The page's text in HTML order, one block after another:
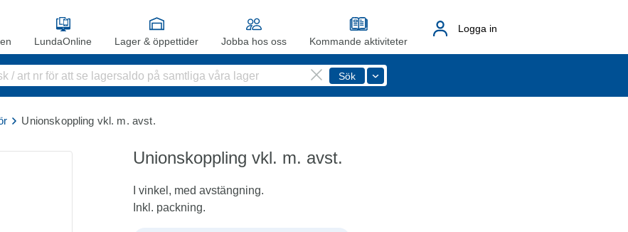
LundaOnline Lager & öppettider Jobba hos oss Kommande aktiviteter
Logga in
Unionskoppling vkl. m. avst.
Unionskoppling vkl. m. avst.
I vinkel, med avstängning.
Inkl. packning.